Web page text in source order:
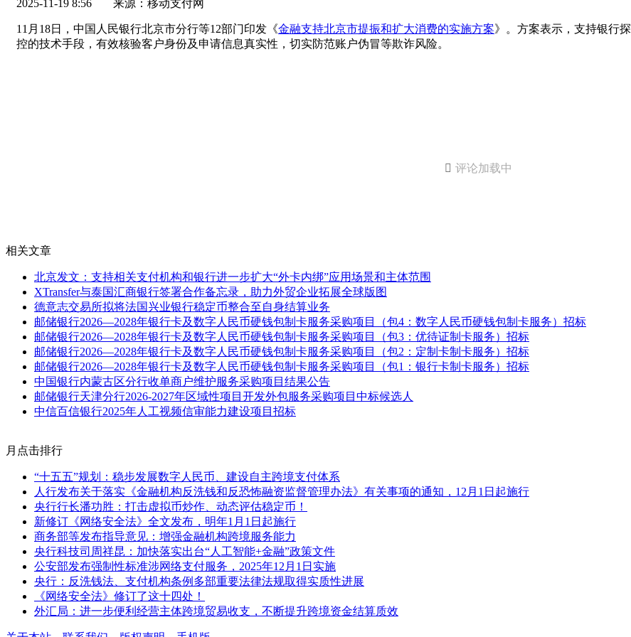
2025-11-19 8:56 来源：移动支付网
11月18日，中国人民银行北京市分行等12部门印发《金融支持北京市提振和扩大消费的实施方案》。方案表示，支持银行
控的技术手段，有效核验客户身份及申请信息真实性，切实防范账户伪冒等欺诈风险。
 评论加载中
相关文章
北京发文：支持相关支付机构和银行进一步扩大“外卡内绑”应用场景和主体范围
XTransfer与泰国汇商银行签署合作备忘录，助力外贸企业拓展全球版图
德意志交易所拟将法国兴业银行稳定币整合至自身结算业务
邮储银行2026—2028年银行卡及数字人民币硬钱包制卡服务采购项目（包4：数字人民币硬钱包制卡服务）招标
邮储银行2026—2028年银行卡及数字人民币硬钱包制卡服务采购项目（包3：优待证制卡服务）招标
邮储银行2026—2028年银行卡及数字人民币硬钱包制卡服务采购项目（包2：定制卡制卡服务）招标
邮储银行2026—2028年银行卡及数字人民币硬钱包制卡服务采购项目（包1：银行卡制卡服务）招标
中国银行内蒙古区分行收单商户维护服务采购项目结果公告
邮储银行天津分行2026-2027年区域性项目开发外包服务采购项目中标候选人
中信百信银行2025年人工视频信审能力建设项目招标
月点击排行
“十五五”规划：稳步发展数字人民币、建设自主跨境支付体系
人行发布关于落实《金融机构反洗钱和反恐怖融资监督管理办法》有关事项的通知，12月1日起施行
央行行长潘功胜：打击虚拟币炒作、动态评估稳定币！
新修订《网络安全法》全文发布，明年1月1日起施行
商务部等发布指导意见：增强金融机构跨境服务能力
央行科技司周祥昆：加快落实出台“人工智能+金融”政策文件
公安部发布强制性标准涉网络支付服务，2025年12月1日实施
央行：反洗钱法、支付机构条例多部重要法律法规取得实质性进展
《网络安全法》修订了这十四处！
外汇局：进一步便利经营主体跨境贸易收支，不断提升跨境资金结算质效